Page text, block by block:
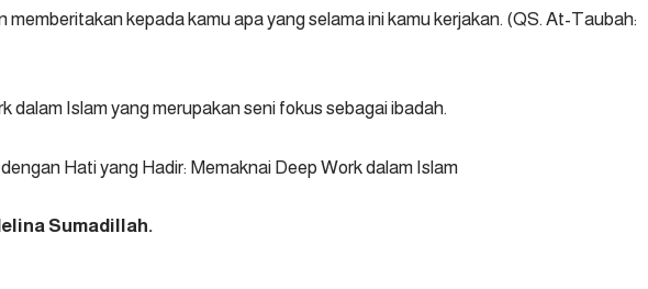
memberitakan kepada kamu apa yang selama ini kamu kerjakan. (QS. At-Taubah:
dalam Islam yang merupakan seni fokus sebagai ibadah.
Hati yang Hadir: Memaknai Deep Work dalam Islam
Sumadillah.